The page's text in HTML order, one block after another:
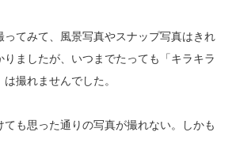
ってみて、風景写真やスナップ写真はきれ
りましたが、いつまでたっても「キラキラ
撮れませんでした。
も思った通りの写真が撮れない。しかも